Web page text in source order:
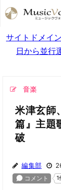
サイトドメイ
日から並行
音楽
米津玄師
篇』主題
破
編集部